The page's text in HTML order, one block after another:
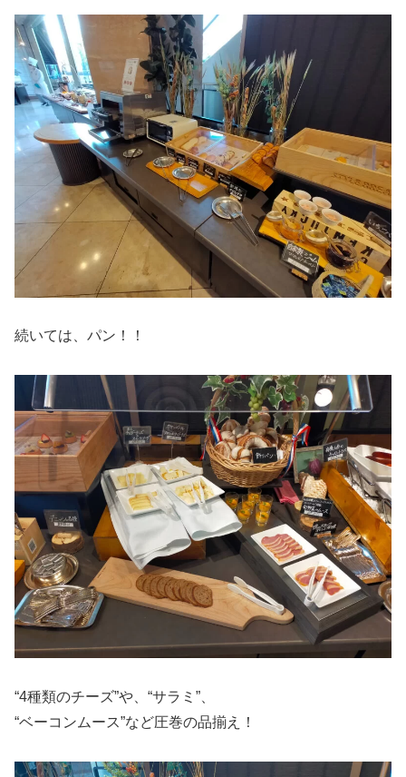
続いては、パン！！
“4種類のチーズ”や、“サラミ”、
“ベーコンムース”など圧巻の品揃え！